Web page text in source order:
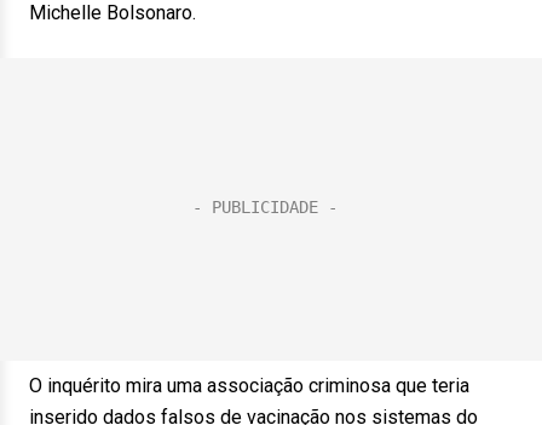
Michelle Bolsonaro.
O inquérito mira uma associação criminosa que teria
inserido dados falsos de vacinação nos sistemas do